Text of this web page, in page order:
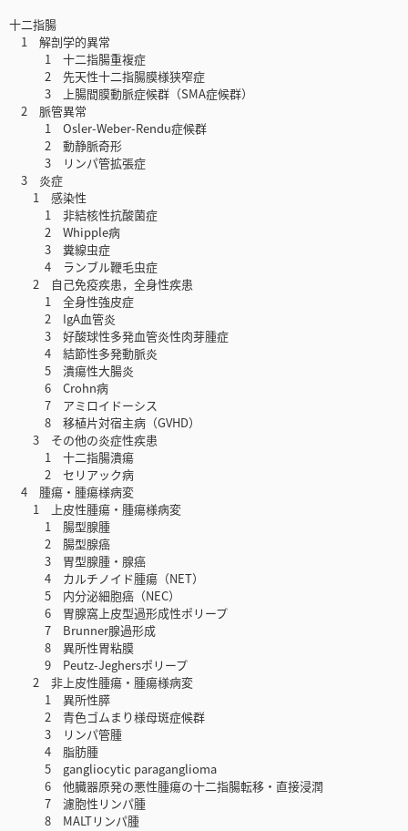
十二指腸
1 解剖学的異常
1 十二指腸重複症
2 先天性十二指腸膜様狭窄症
3 上腸間膜動脈症候群（SMA症候群）
2 脈管異常
1 Osler-Weber-Rendu症候群
2 動静脈奇形
3 リンパ管拡張症
3 炎症
1 感染性
1 非結核性抗酸菌症
2 Whipple病
3 糞線虫症
4 ランブル鞭毛虫症
2 自己免疫疾患，全身性疾患
1 全身性強皮症
2 IgA血管炎
3 好酸球性多発血管炎性肉芽腫症
4 結節性多発動脈炎
5 潰瘍性大腸炎
6 Crohn病
7 アミロイドーシス
8 移植片対宿主病（GVHD）
3 その他の炎症性疾患
1 十二指腸潰瘍
2 セリアック病
4 腫瘍・腫瘍様病変
1 上皮性腫瘍・腫瘍様病変
1 腸型腺腫
2 腸型腺癌
3 胃型腺腫・腺癌
4 カルチノイド腫瘍（NET）
5 内分泌細胞癌（NEC）
6 胃腺窩上皮型過形成性ポリープ
7 Brunner腺過形成
8 異所性胃粘膜
9 Peutz-Jeghersポリープ
2 非上皮性腫瘍・腫瘍様病変
1 異所性膵
2 青色ゴムまり様母斑症候群
3 リンパ管腫
4 脂肪腫
5 gangliocytic paraganglioma
6 他臓器原発の悪性腫瘍の十二指腸転移・直接浸潤
7 濾胞性リンパ腫
8 MALTリンパ腫